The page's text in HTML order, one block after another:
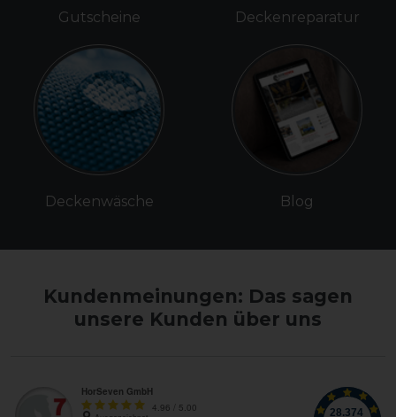
Gutscheine
Deckenwäsche
Deckenreparatur
Blog
Kundenmeinungen: Das sagen
unsere Kunden über uns